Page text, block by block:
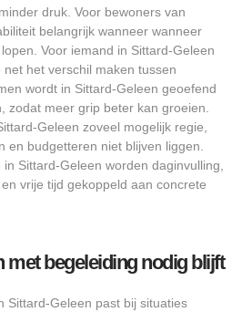
druk. Voor bewoners van
belangrijk wanneer wanneer
Voor iemand in Sittard-Geleen
het verschil maken tussen
wordt in Sittard-Geleen geoefend
zodat meer grip beter kan groeien.
Geleen zoveel mogelijk regie,
en budgetteren niet blijven liggen.
Sittard-Geleen worden daginvulling,
vrije tijd gekoppeld aan concrete
met begeleiding nodig blijft
Sittard-Geleen past bij situaties